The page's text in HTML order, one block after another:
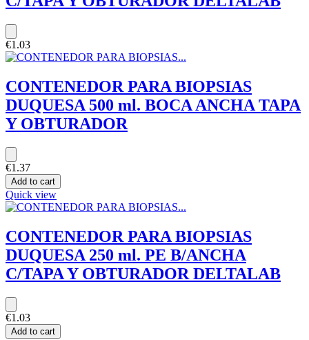
€1.03
CONTENEDOR PARA BIOPSIAS
DUQUESA 500 ml. BOCA ANCHA TAPA
Y OBTURADOR
€1.37
Add to cart
Quick view
CONTENEDOR PARA BIOPSIAS
DUQUESA 250 ml. PE B/ANCHA
C/TAPA Y OBTURADOR DELTALAB
€1.03
Add to cart